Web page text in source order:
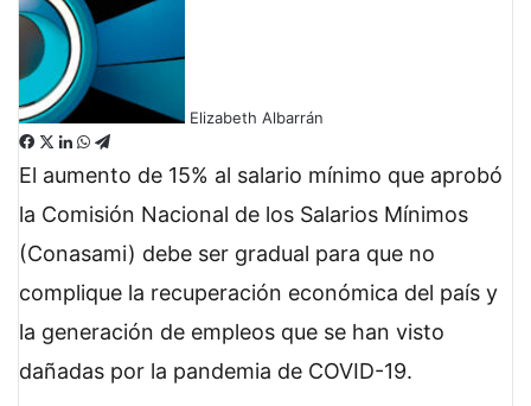
Elizabeth Albarrán
F
a
e
o
o
X L
i
k
d
W
h
t
A
p
e
e
r
a
El aumento de 15% al salario mínimo que aprobó
la Comisión Nacional de los Salarios Mínimos
(Conasami) debe ser gradual para que no
complique la recuperación económica del país y
la generación de empleos que se han visto
dañadas por la pandemia de COVID-19.